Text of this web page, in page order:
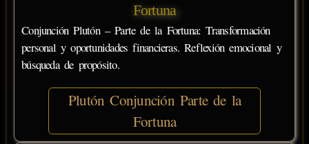
Fortuna
Conjunción Plutón – Parte de la Fortuna: Transformación
personal y oportunidades financieras. Reflexión emocional y
búsqueda de propósito.
Plutón Conjunción Parte de la
Fortuna